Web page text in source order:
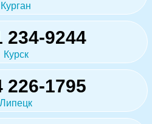
Курган
234-9244
Курск
226-1795
Липецк